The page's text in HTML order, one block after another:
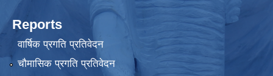
Reports
वार्षिक प्रगति प्रतिवेदन
चौमासिक प्रगति प्रतिवेदन